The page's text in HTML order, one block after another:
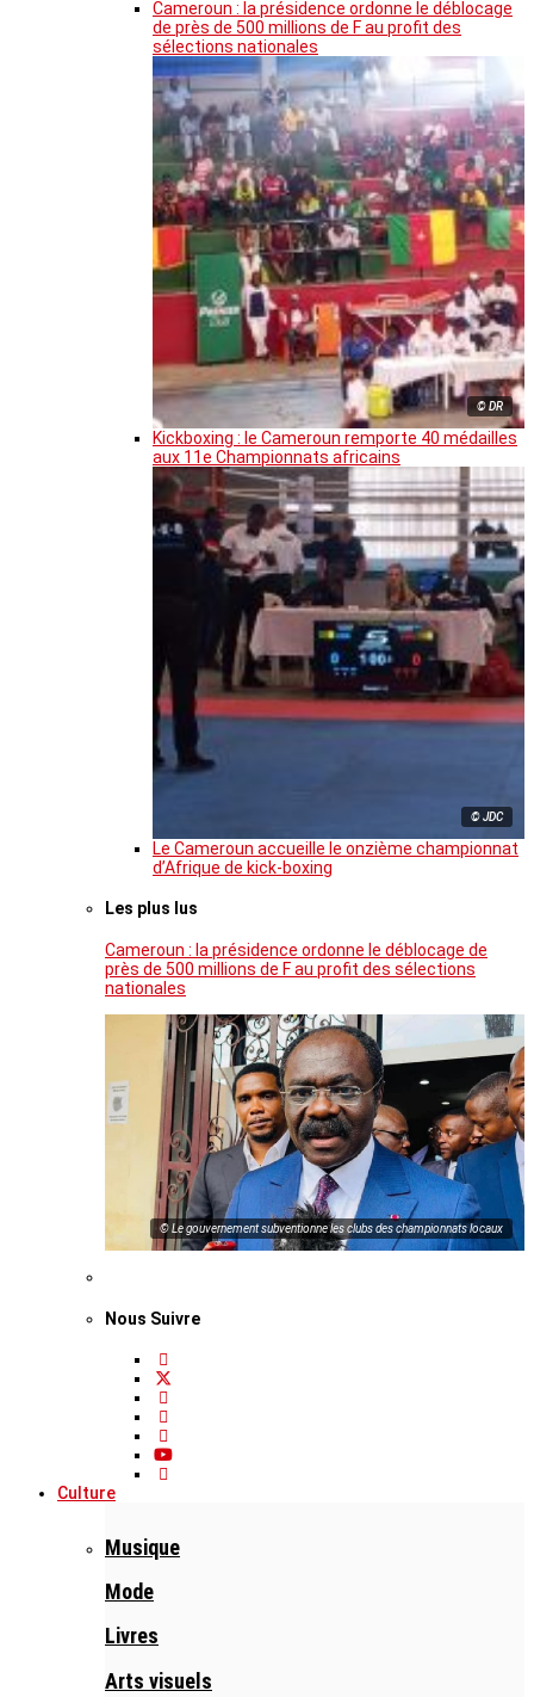
Cameroun : la présidence ordonne le déblocage
de près de 500 millions de F au profit des
sélections nationales
© DR
Kickboxing : le Cameroun remporte 40 médailles
aux 11e Championnats africains
© JDC
Le Cameroun accueille le onzième championnat
d’Afrique de kick-boxing
Les plus lus
Cameroun : la présidence ordonne le déblocage de
près de 500 millions de F au profit des sélections
nationales
© Le gouvernement subventionne les clubs des championnats locaux
Nous Suivre
Culture
Musique
Mode
Livres
Arts visuels